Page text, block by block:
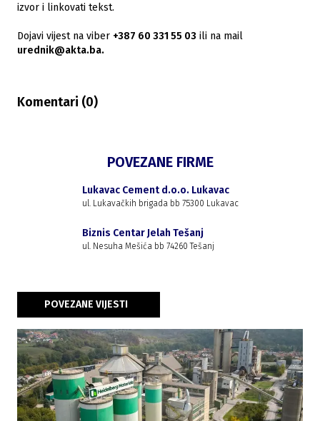
izvor i linkovati tekst.
Dojavi vijest na viber +387 60 331 55 03 ili na mail
urednik@akta.ba.
Komentari (0)
POVEZANE FIRME
Lukavac Cement d.o.o. Lukavac
ul. Lukavačkih brigada bb 75300 Lukavac
Biznis Centar Jelah Tešanj
ul. Nesuha Mešića bb 74260 Tešanj
POVEZANE VIJESTI